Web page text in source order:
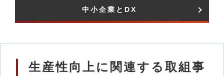
中小企業とDX​
生産性向上に関連する取組事